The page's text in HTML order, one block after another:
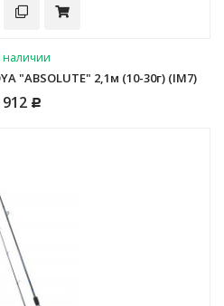
наличии
"ABSOLUTE" 2,1м (10-30г) (IM7)
912 Р